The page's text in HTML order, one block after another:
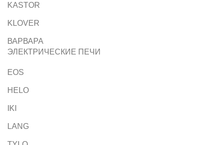
KASTOR
KLOVER
ВАРВАРА
ЭЛЕКТРИЧЕСКИЕ ПЕЧИ
EOS
HELO
IKI
LANG